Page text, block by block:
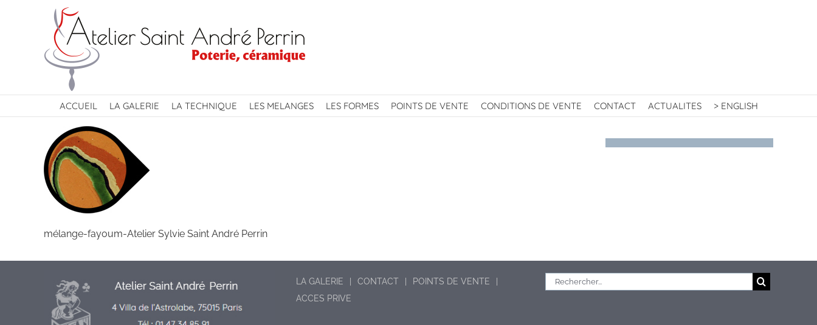
ACCUEIL LA GALERIE LA TECHNIQUE LES MELANGES LES FORMES POINTS DE VENTE CONDITIONS DE VENTE CONTACT ACTUALITES > ENGLISH
mélange-fayoum-Atelier Sylvie Saint André Perrin
LA GALERIE CONTACT
POINTS DE VENTE
ACCES PRIVE
Rechercher: